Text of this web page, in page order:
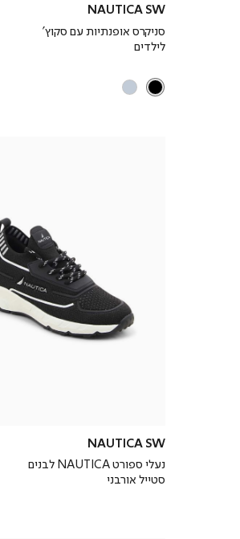
NAUTICA SW
סניקרס אופנתיות עם סקוץ’
לילדים
NAUTICA SW
נעלי ספורט NAUTICA לבנים
סטייל אורבני